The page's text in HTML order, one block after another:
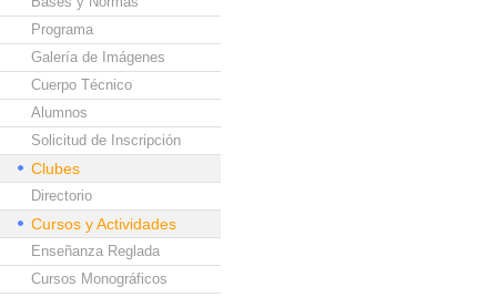
Programa
Galería de Imágenes
Cuerpo Técnico
Alumnos
Solicitud de Inscripción
Clubes
Directorio
Cursos y Actividades
Enseñanza Reglada
Cursos Monográficos